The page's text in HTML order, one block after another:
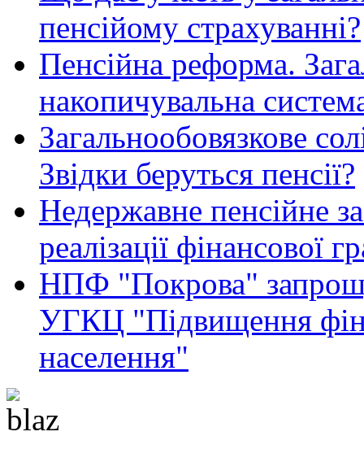
пенсійому страхуванні?
Пенсійна реформа.
накопичувальна
Загальнообовязкове
Звідки беруться пенсії?
Недержавне пенсійне
реалізації фінансової
НПФ "Покрова"
УГКЦ "Підвищення
населення"